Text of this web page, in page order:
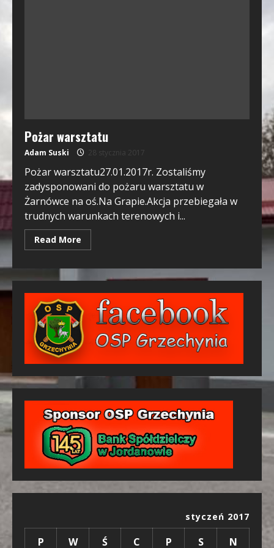
Pożar warsztatu
Adam Suski 28 stycznia 2017
Pożar warsztatu27.01.2017r. Zostaliśmy
zadysponowani do pożaru warsztatu w
Żarnówce na oś.Na Grapie.Akcja przebiegała w
trudnych warunkach terenowych i...
Read More
styczeń 2017
P W Ś C P S N